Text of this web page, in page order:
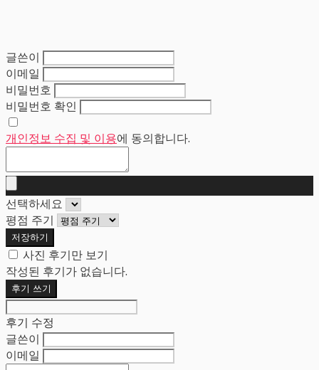
글쓴이
이메일
비밀번호
비밀번호 확인
개인정보 수집 및 이용에 동의합니다.
선택하세요
평점 주기
저장하기
사진 후기만 보기
작성된 후기가 없습니다.
후기 쓰기
후기 수정
글쓴이
이메일